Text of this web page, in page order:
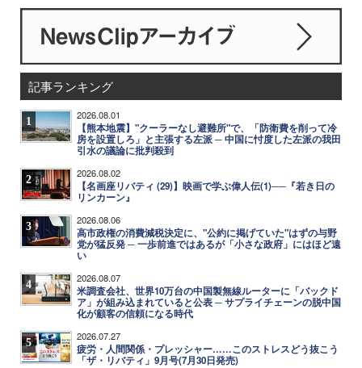
記事ランキング
1 2026.08.01
【熊本地震】"クーラーなし避難所"で、「防衛費を削って冷
房を設置しろ」と主張する左派 ─ 中国に忖度した左派の我田
引水の議論に批判殺到
2 2026.08.02
【名画座リバティ (29)】映画で学ぶ偉人伝(1)──『若き日の
リンカーン』
3 2026.08.06
高市政権の消費減税決定に、"公約に掲げていた"はずの与野
党が猛反発 ─ 一歩前進ではあるが「小さな政府」にはほど遠
い
4 2026.08.07
米調査会社、世界10万台の中国製無線ルーターに「バックド
ア」が組み込まれていると公表 ─ サプライチェーンの脱中国
化が顧客の信頼になる時代
5 2026.07.27
疲労・人間関係・プレッシャー……このストレスどう抜こう
「ザ・リバティ」9月号(7月30日発売)